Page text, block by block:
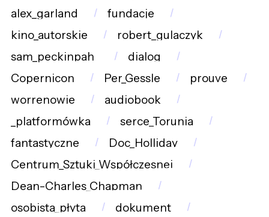
alex_garland
fundacje
kino_autorskie
robert_gulaczyk
sam_peckinpah_
dialog
Copernicon
Per_Gessle
prouve
worrenowie
audiobook
_platformówka
serce_Torunia
fantastyczne
Doc_Holliday
Centrum_Sztuki_Współczesnej
Dean-Charles_Chapman
osobista_płyta
dokument